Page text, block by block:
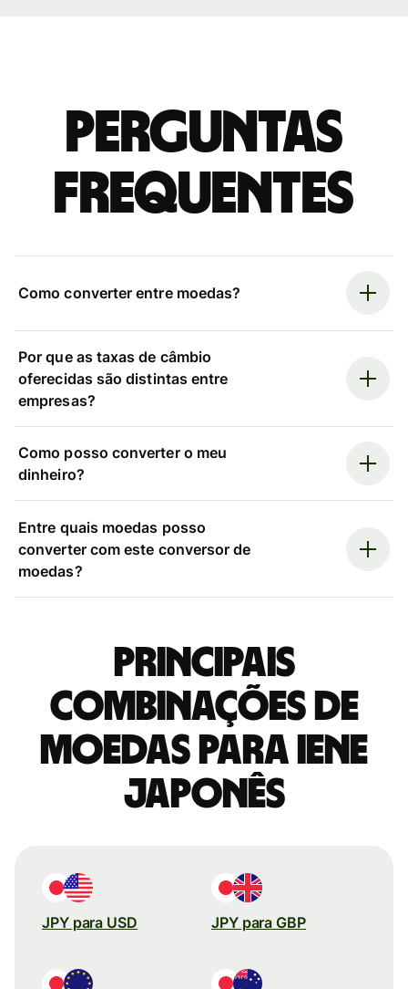
Perguntas
frequentes
Como converter entre moedas?
Por que as taxas de câmbio
oferecidas são distintas entre
empresas?
Como posso converter o meu
dinheiro?
Entre quais moedas posso
converter com este conversor de
moedas?
Principais
combinações de
moedas para Iene
japonês
JPY para USD JPY para GBP